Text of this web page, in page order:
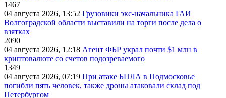
1467
04 августа 2026, 13:52 Грузовики экс-начальника ГАИ
Волгоградской области выставили на торги после дела о
взятках
2090
04 августа 2026, 12:18 Агент ФБР украл почти $1 млн в
криптовалюте со счетов подозреваемого
1349
04 августа 2026, 07:19 При атаке БПЛА в Подмосковье
погибли пять человек, также дроны атаковали склад под
Петербургом